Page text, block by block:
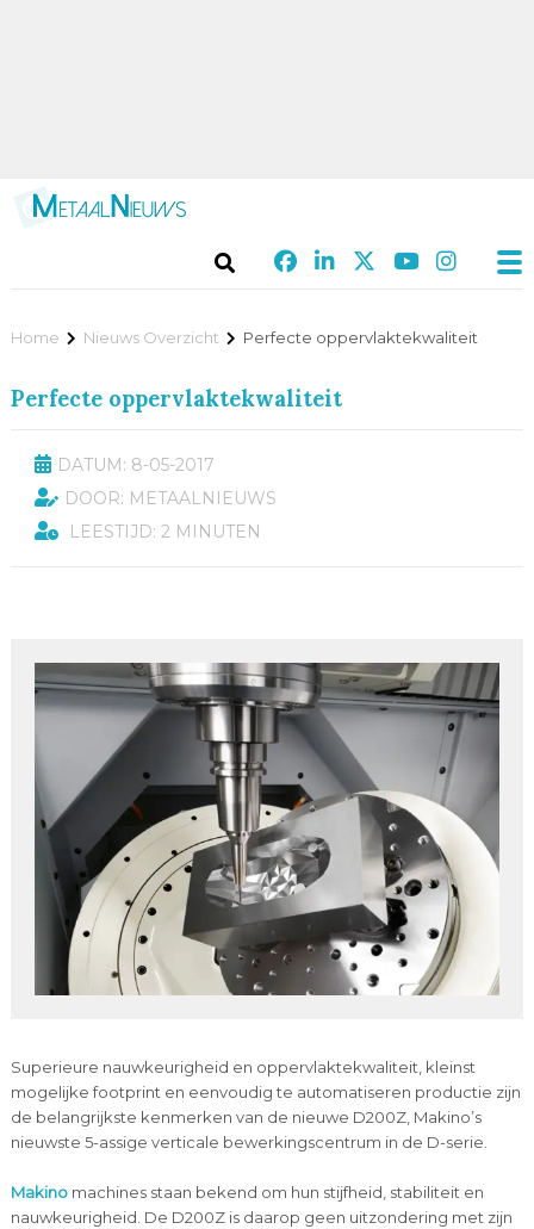
Home Nieuws Overzicht Perfecte oppervlaktekwaliteit
Perfecte oppervlaktekwaliteit
DATUM: 8-05-2017
DOOR: METAALNIEUWS
LEESTIJD: 2 MINUTEN
Superieure nauwkeurigheid en oppervlaktekwaliteit, kleinst
mogelijke footprint en eenvoudig te automatiseren productie zijn
de belangrijkste kenmerken van de nieuwe D200Z, Makino’s
nieuwste 5-assige verticale bewerkingscentrum in de D-serie.
Makinomachines staan bekend om hun stijfheid, stabiliteit en
nauwkeurigheid. De D200Z is daarop geen uitzondering met zijn